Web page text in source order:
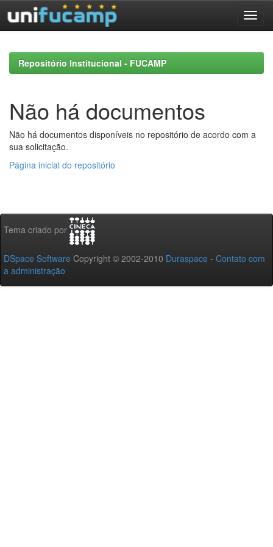
navigationRepositório Institucional - FUCAMP
Não há documentos
Não há documentos disponíveis no repositório de acordo com a
sua solicitação.
Página inicial do repositório
Tema criado por
DSpace Software Copyright © 2002-2010 Duraspace - Contato com
a administração